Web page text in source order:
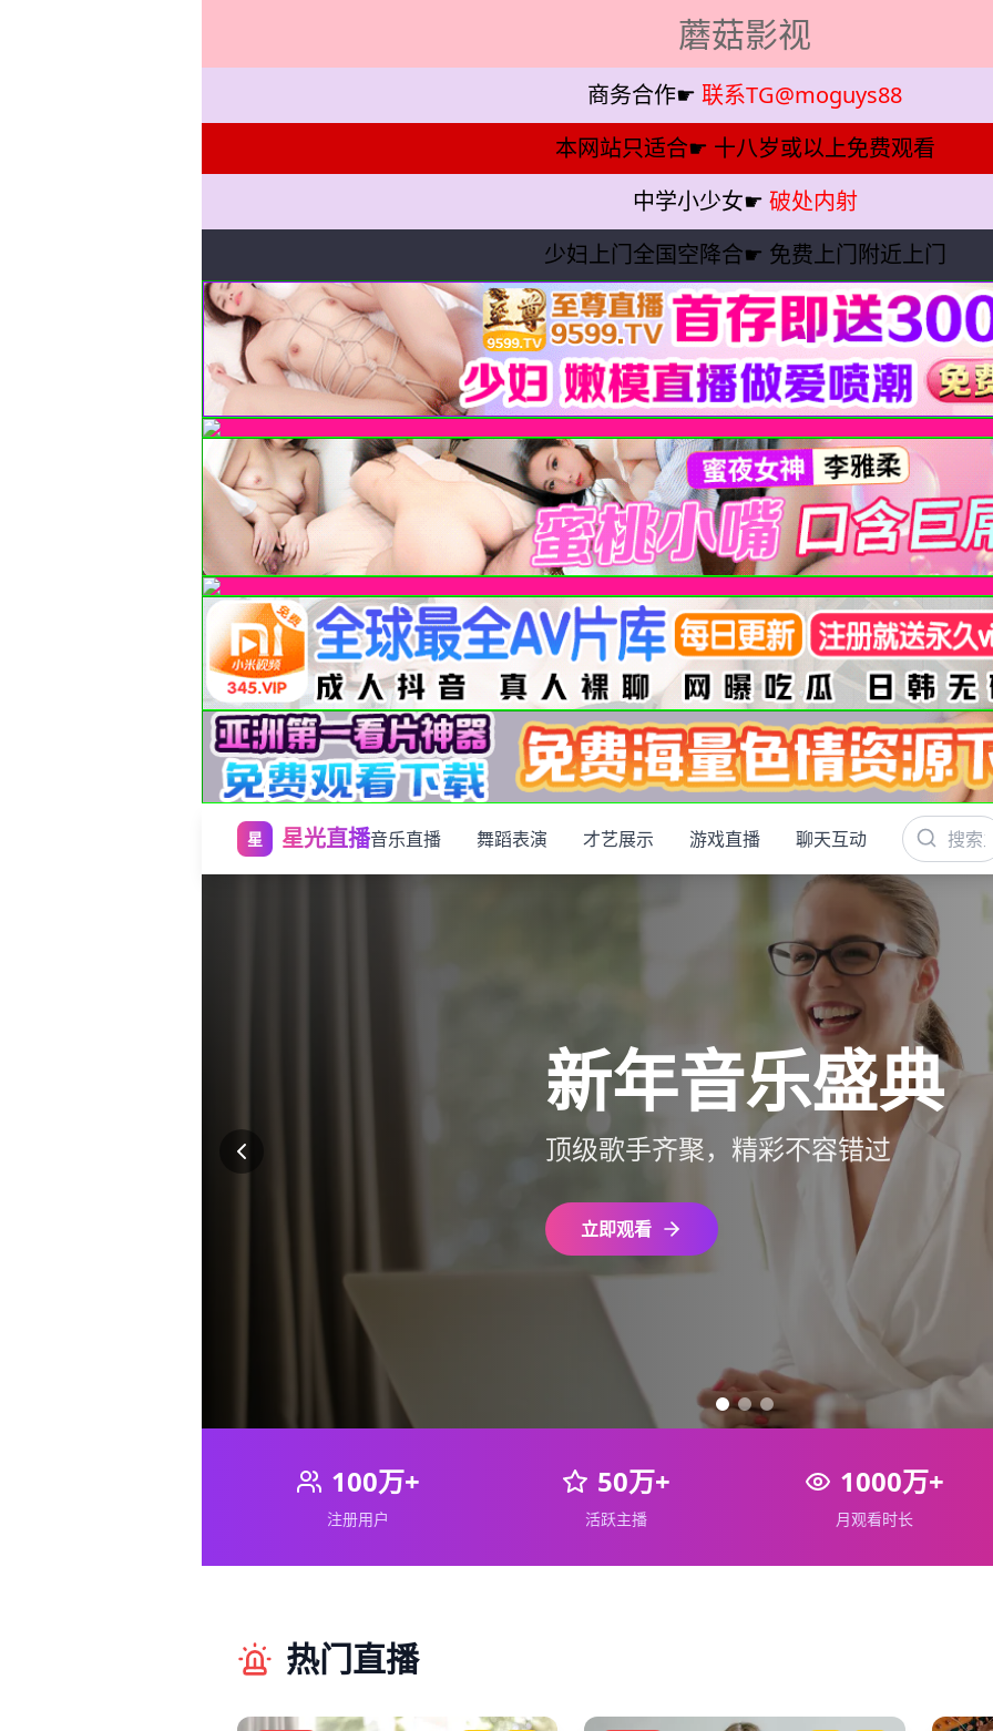
蘑菇影视
商务合作☛ 联系TG@moguys88
本网站只适合☛ 十八岁或以上免费观看
中学小少女☛ 破处内射
少妇上门全国空降合☛ 免费上门附近上门
星 星光直播音乐直播 舞蹈表演 才艺展示 游戏直播 聊天互动
新年音乐盛典
顶级歌手齐聚，精彩不容错过
立即观看
100万+
注册用户
50万+
活跃主播
1000万+
月观看时长
热门直播